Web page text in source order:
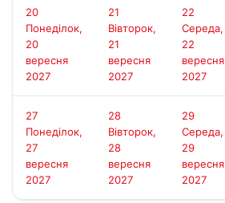
20
Понеділок,
20
вересня
2027
21
Вівторок,
21
вересня
2027
22
Середа,
22
вересня
2027
27
Понеділок,
27
вересня
2027
28
Вівторок,
28
вересня
2027
29
Середа,
29
вересня
2027